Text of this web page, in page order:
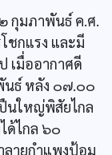
กุมภาพันธ์ ค.ศ.
ชกแรง และมี
เมื่ออากาศดี
นธ์ หลัง ๐๗.๐๐
นใหญ่พิสัยไกล
ด้ไกล ๖๐
ลายกำแพงป้อม